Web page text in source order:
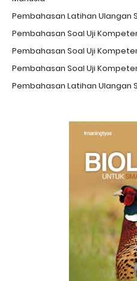
Pembahasan Latihan Ulangan
Pembahasan Soal Uji
Pembahasan Soal Uji
Pembahasan Soal Uji
Pembahasan Latihan Ulangan